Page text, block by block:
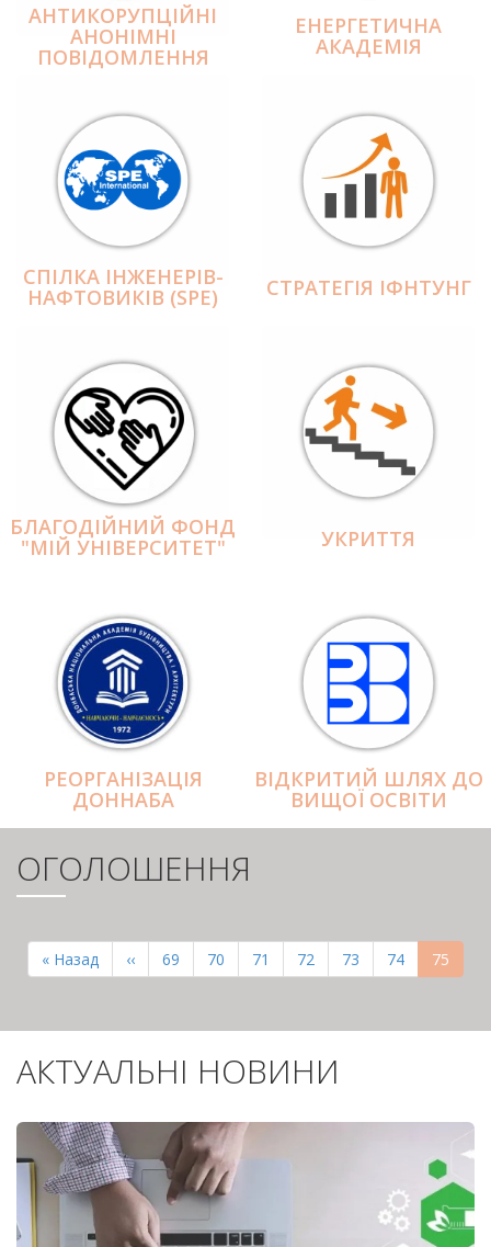
АНТИКОРУПЦІЙНІ
АНОНІМНІ
ПОВІДОМЛЕННЯ
ЕНЕРГЕТИЧНА
АКАДЕМІЯ
СПІЛКА ІНЖЕНЕРІВ-
НАФТОВИКІВ (SPE) СТРАТЕГІЯ ІФНТУНГ
БЛАГОДІЙНИЙ ФОНД
"МІЙ УНІВЕРСИТЕТ" УКРИТТЯ
РЕОРГАНІЗАЦІЯ
ДОННАБА
ВІДКРИТИЙ ШЛЯХ ДО
ВИЩОЇ ОСВІТИ
ОГОЛОШЕННЯ
СТОРІНКИ
Перша
сторінка
« Назад
Попередня
сторінка
‹‹ Page
69 Page
70 Page
71 Page
72 Page
73 Page
74 75
АКТУАЛЬНІ НОВИНИ